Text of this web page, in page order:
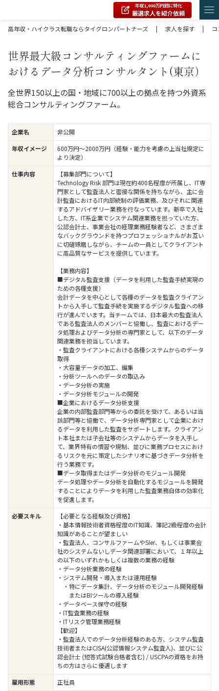
年収1,000万円超に特化
厳選求人を紹介依頼
高年収・ハイクラス転職ならタイグロンパートナーズ
| 求人を探す |
世界最大級コンサルティングファームに
おけるデータ分析コンサルタント(東京）
全世界150以上の国・地域に700以上の拠点を持つ外資系
総合コンサルティングファーム。
企業名
非公開
年収イメージ
600万円〜2000万円（経験・能力を考慮の上当社規定に
より決定）
仕事内容
【募集部門について】
Technology Risk 部門は現在約400名程度が所属し、IT専
門家として監査法人と密接な関係を持ちながら、主に会
計監査におけるIT内部統制の評価業務、及びそれに関連
するアドバイザリー業務を行なっています。新卒で入社
した方、IT系企業でシステム関連業務を担っていた方、
公認会計士、事業会社の経理業務経験者など、さまざま
なバックグラウンドを持つプロフェッショナルがお互い
に切磋琢磨しながら、チームの一員としてクライアント
に高品質なサービスを提供しています。
【業務内容】
■デジタル監査支援（データを利用した監査手続実現の
ための各種支援）
会計データを中心として各種のデータを監査クライアン
トから入手して監査手続を実施するデジタル監査への移
行が進んでいます。当チームでは、日本最大の監査法人
である監査法人のメンバーと協働し、監査におけるデー
タ処理およびデータ分析の専門家として、以下のデータ
関連業務を担当しています。
・監査クライアントにおける各種システムからのデータ
取得
・大容量データの加工、編集
・分析ツールへのデータの取込み
・データ分析の実施
・データ分析モジュールの開発
■企業におけるデータ分析支援
企業の内部監査部門等からの委託を受けて、あるいは当
該部門等と協働で、データ分析専門家として企業におけ
るデータを利用した監査をサポートします。クライアン
ト本社または子会社等のシステムからデータを入手し
て、業界特有の慣習や規制、並びに業務プロセスにおけ
るリスクを元に策定したシナリオに基づきデータ分析を
行う業務です。
■データ取得またはデータ分析のモジュール開発
データ処理やデータ分析を自動化するモジュールを開発
することによりデータを利用した監査業務自体の効率化
を促進します。
必要スキル
【必要となる経験及び資格】
・基本情報技術者資格程度のIT知識、簿記2級程度の会計
知識があることが望ましい
・監査法人、コンサルファームやSIer、もしくは事業会
社のシステムないしデータ関連部署において、１年以上
の以下のいずれかもしくは複数の業務の経験
・データ分析業務の経験
・システム開発・導入または運用経験
・特にデータ集計、データ分析のモジュール開発経験
またはBIツールの導入経験
・データベース保守の経験
・IT監査業務の経験
・ITリスク管理業務経験
【歓迎】
・監査法人でのデータ分析経験のある方、システム監査
技術者またはCISA(公認情報システム監査人)、並びに公
認会計士 (短答式試験合格者含む) / USCPAの資格をお持
ちの方はさらに優遇します
雇用形態
正社員